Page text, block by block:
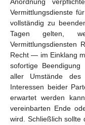
Vermittlungsdienste
vollständig zu
Tagen gelten,
Vermittlungsdiensten
Recht — im Einklang
sofortige
aller Umstände
Interessen beider
erwartet werden
vereinbarten Ende
wird. Schließlich sollte